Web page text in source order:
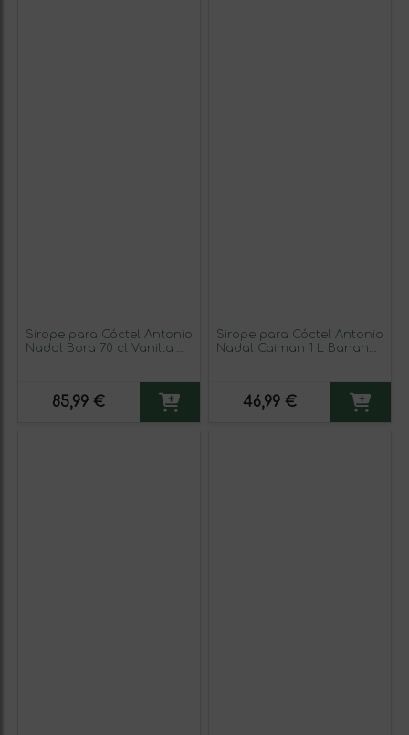
Sirope para Cóctel Antonio
Nadal Bora 70 cl Vanilla —
85,99 €
Sirope para Cóctel Antonio
Nadal Caiman 1 L Banana
46,99 €